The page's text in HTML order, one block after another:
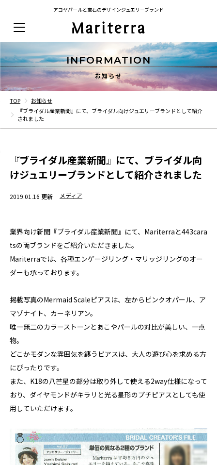
アコヤパールと宝石のデザインジュエリーブランド
INFORMATION
お知らせ
TOP
お知らせ
『ブライダル産業新聞』にて、ブライダル向けジュエリーブランドとして紹介
されました
『ブライダル産業新聞』にて、ブライダル向
けジュエリーブランドとして紹介されました
2019.01.16 更新 メディア
業界向け新聞『ブライダル産業新聞』にて、Mariterraと443cara
tsの両ブランドをご紹介いただきました。
Mariterraでは、各種エンゲージリング・マリッジリングのオー
ダーも承っております。
掲載写真のMermaid Scaleピアスは、左からピンクオパール、ア
マゾナイト、カーネリアン。
唯一無二のカラーストーンとあこやパールの対比が美しい、一点
物。
どこかモダンな雰囲気を纏うピアスは、大人の遊び心を求める方
にぴったりです。
また、K18の八芒星の部分は取り外して使える2way仕様になって
おり、ダイヤモンドがキラリと光る星形のプチピアスとしても使
用していただけます。